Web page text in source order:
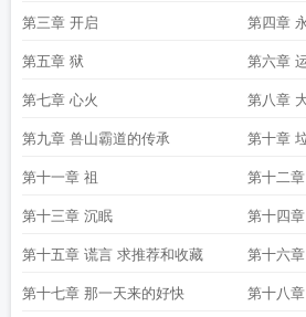
第三章 开启 第四章
第五章 狱 第六章
第七章 心火 第八章
第九章 兽山霸道的传承 第十章
第十一章 祖 第十二
第十三章 沉眠 第十四
第十五章 谎言 求推荐和收藏 第十六
第十七章 那一天来的好快 第十八